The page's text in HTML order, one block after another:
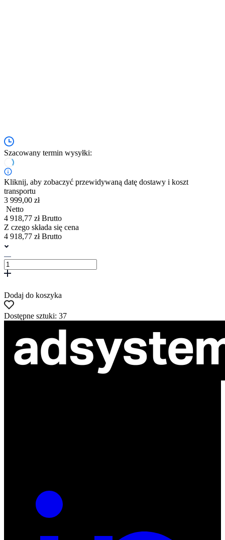
Szacowany termin wysyłki:
Kliknij, aby zobaczyć przewidywaną datę dostawy i koszt
transportu
3 999,00 zł
Netto
4 918,77 zł Brutto
Z czego składa się cena
4 918,77 zł Brutto
Dodaj do koszyka
Dostępne sztuki: 37